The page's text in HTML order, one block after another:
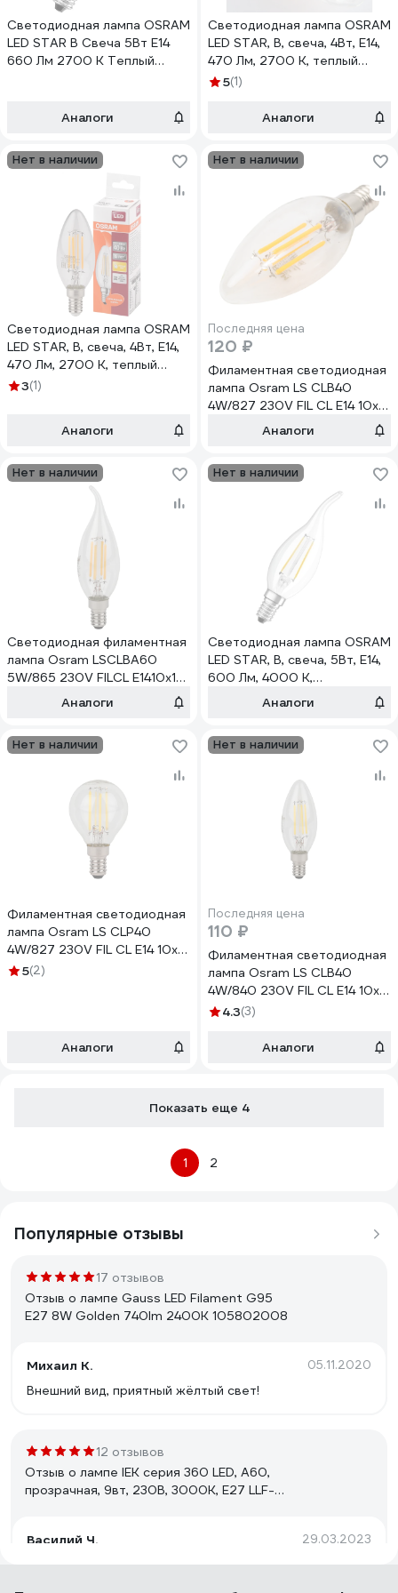
Светодиодная лампа OSRAM
LED STAR B Свеча 5Вт E14
660 Лм 2700 К Теплый
Аналоги
Светодиодная лампа OSRAM
LED STAR, B, свеча, 4Вт, E14,
470 Лм, 2700 К, теплый
белый свет 4058075055391
5(1)
Аналоги
Нет в наличии
Светодиодная лампа OSRAM
LED STAR, B, свеча, 4Вт, E14,
470 Лм, 2700 К, теплый
белый свет 4058075068353
3(1)
Аналоги
Нет в наличии
Последняя цена
120 ₽
Филаментная светодиодная
лампа Osram LS CLB40
4W/827 230V FIL CL E14 10x1
4058075683877
Аналоги
Нет в наличии
Светодиодная филаментная
лампа Osram LSCLBA60
5W/865 230V FILCL E1410x1
4058075688131
Аналоги
Нет в наличии
Светодиодная лампа OSRAM
LED STAR, B, свеча, 5Вт, E14,
600 Лм, 4000 К,
нейтральный белый свет
Аналоги
Нет в наличии
Филаментная светодиодная
лампа Osram LS CLP40
4W/827 230V FIL CL E14 10x1
4058075684331
5(2)
Аналоги
Нет в наличии
Последняя цена
110 ₽
Филаментная светодиодная
лампа Osram LS CLB40
4W/840 230V FIL CL E14 10x1
4058075684157
4.3(3)
Аналоги
Показать еще 4
1 2
Популярные отзывы
17 отзывов
Отзыв о лампе Gauss LED Filament G95
E27 8W Golden 740lm 2400К 105802008
Михаил К. 05.11.2020
Внешний вид, приятный жёлтый свет!
12 отзывов
Отзыв о лампе IEK серия 360 LED, A60,
прозрачная, 9вт, 230В, 3000К, E27 LLF-
Василий Ч.
29.03.2023
Цветовая температура у всех одинаковая (куплено 7